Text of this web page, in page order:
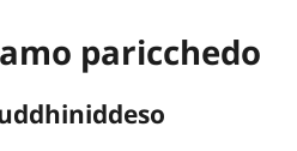
paricchedo